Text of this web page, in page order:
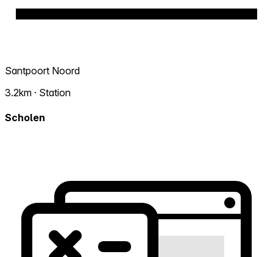
Santpoort Noord
3.2km · Station
Scholen